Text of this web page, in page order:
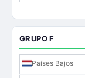
GRUPO F
Países Bajos